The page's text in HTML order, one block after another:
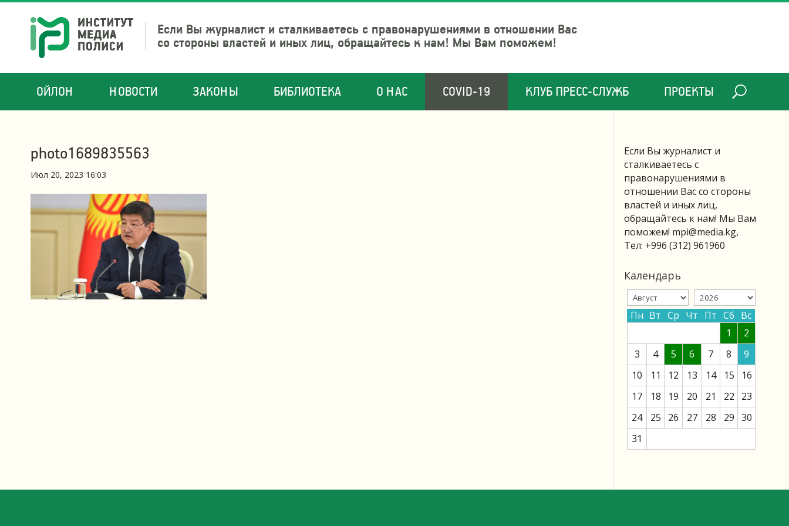
Если Вы журналист и сталкиваетесь с правонарушениями в отношении Вас
со стороны властей и иных лиц, обращайтесь к нам! Мы Вам поможем!
ОЙЛОН НОВОСТИ ЗАКОНЫ БИБЛИОТЕКА О НАС COVID-19 КЛУБ ПРЕСС-СЛУЖБ ПРОЕКТЫ
photo1689835563
Июл 20, 2023 16:03
Если Вы журналист и
сталкиваетесь с
правонарушениями в
отношении Вас со стороны
властей и иных лиц,
обращайтесь к нам! Мы Вам
поможем! mpi@media.kg,
Тел: +996 (312) 961960
Календарь
Пн Вт Ср Чт Пт Сб Вс
1
2
3
4 5 6 7 8
9
10
11 12 13 14 15
16
17
18 19 20 21 22
23
24
25 26 27 28 29 30
31